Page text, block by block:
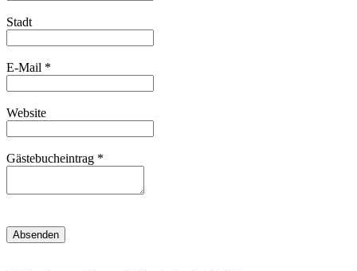
Stadt
E-Mail *
Website
Gästebucheintrag *